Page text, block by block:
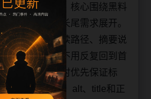
阅读场景整理，核心围绕黑料
黑料和相关长尾需求展开。
再补充专题阅读路径、摘要说
入口，让用户不用反复回到首
容。每日更新时优先保证标
、主题图、alt、title和正